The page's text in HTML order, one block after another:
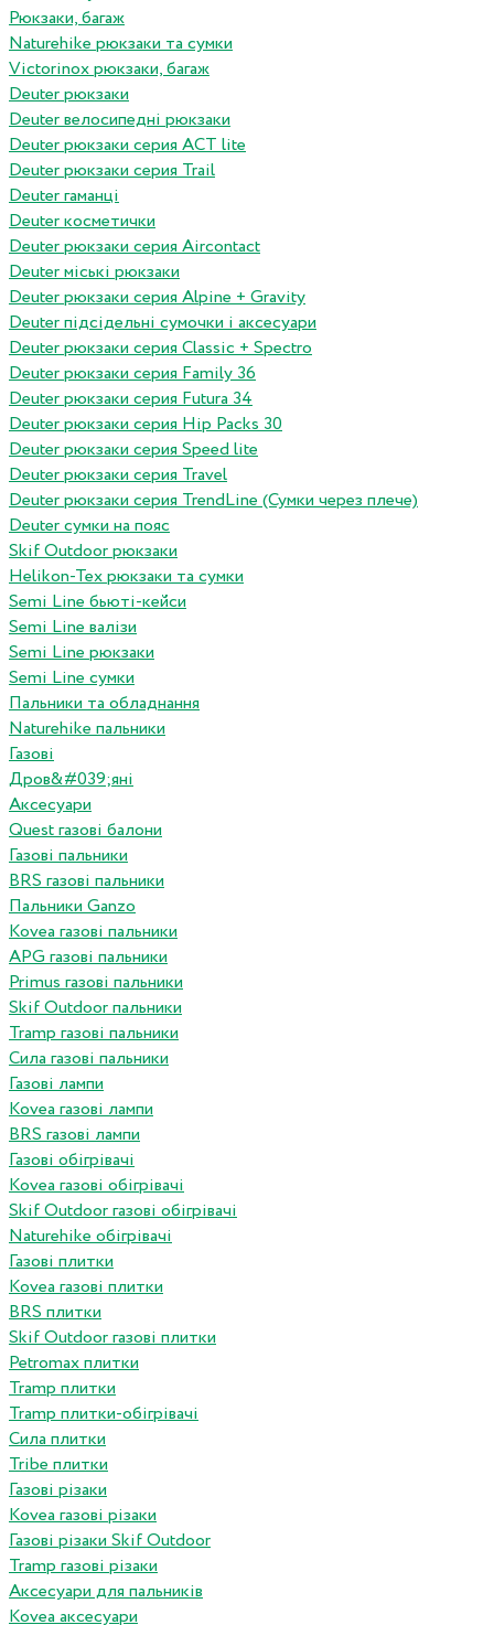
Рюкзаки, багаж
Naturehike рюкзаки та сумки
Victorinox рюкзаки, багаж
Deuter рюкзаки
Deuter велосипедні рюкзаки
Deuter рюкзаки серия ACT lite
Deuter рюкзаки серия Trail
Deuter гаманці
Deuter косметички
Deuter рюкзаки серия Aircontact
Deuter міські рюкзаки
Deuter рюкзаки серия Alpine + Gravity
Deuter підсідельні сумочки і аксесуари
Deuter рюкзаки серия Classic + Spectro
Deuter рюкзаки серия Family 36
Deuter рюкзаки серия Futura 34
Deuter рюкзаки серия Hip Packs 30
Deuter рюкзаки серия Speed lite
Deuter рюкзаки серия Travel
Deuter рюкзаки серия TrendLine (Сумки через плече)
Deuter сумки на пояс
Skif Outdoor рюкзаки
Helikon-Tex рюкзаки та сумки
Semi Line бьюті-кейси
Semi Line валізи
Semi Line рюкзаки
Semi Line сумки
Пальники та обладнання
Naturehike пальники
Газові
Дров&#039;яні
Аксесуари
Quest газові балони
Газові пальники
BRS газові пальники
Пальники Ganzo
Kovea газові пальники
APG газові пальники
Primus газові пальники
Skif Outdoor пальники
Tramp газові пальники
Сила газові пальники
Газові лампи
Kovea газові лампи
BRS газові лампи
Газові обігрівачі
Kovea газові обігрівачі
Skif Outdoor газові обігрівачі
Naturehike обігрівачі
Газові плитки
Kovea газові плитки
BRS плитки
Skif Outdoor газові плитки
Petromax плитки
Tramp плитки
Tramp плитки-обігрівачі
Сила плитки
Tribe плитки
Газові різаки
Kovea газові різаки
Газові різаки Skif Outdoor
Tramp газові різаки
Аксесуари для пальників
Kovea аксесуари